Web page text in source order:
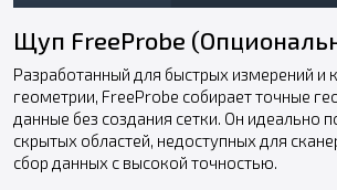
Щуп FreeProbe
Разработанный для быстрых измерений и
геометрии, FreeProbe собирает точные
данные без создания сетки. Он идеально
скрытых областей, недоступных для
сбор данных с высокой точностью.